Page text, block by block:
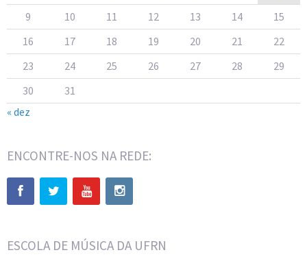
9
10 11 12 13 14
15
16
17 18 19 20 21
22
23
24 25 26 27 28
29
30
31
« dez
ENCONTRE-NOS NA REDE:
ESCOLA DE MÚSICA DA UFRN